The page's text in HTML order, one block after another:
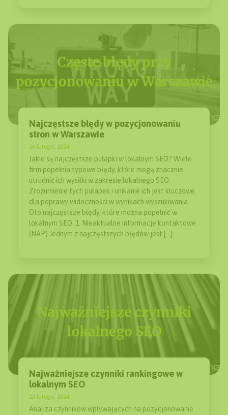
Najczęstsze błędy w pozycjonowaniu
stron w Warszawie
26 lutego, 2024
Jakie są najczęstsze pułapki w lokalnym SEO? Wiele
firm popełnia typowe błędy, które mogą znacznie
utrudnić ich wysiłki w zakresie lokalnego SEO.
Zrozumienie tych pułapek i unikanie ich jest kluczowe
dla poprawy widoczności w wynikach wyszukiwania.
Oto najczęstsze błędy, które można popełnić w
lokalnym SEO. 1. Nieaktualne informacje kontaktowe
(NAP) Jednym z najczęstszych błędów jest […]
Najważniejsze czynniki rankingowe w
lokalnym SEO
23 lutego, 2024
Analiza czynników wpływających na pozycjonowanie